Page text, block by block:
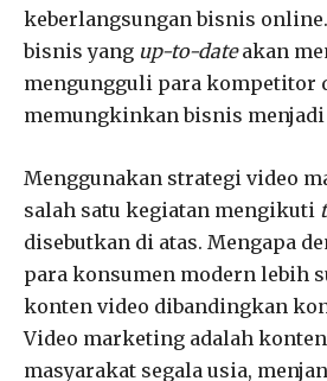
keberlangsungan bisnis
bisnis yang up-to-dateakan
mengungguli para kompetitor
memungkinkan bisnis menjadi
Menggunakan strategi video
salah satu kegiatan mengikuti
disebutkan di atas. Mengapa
para konsumen modern lebih
konten video dibandingkan
Video marketing adalah
masyarakat segala usia,